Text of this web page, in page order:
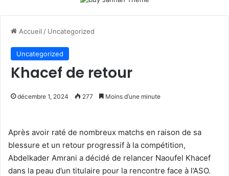
Accueil / Uncategorized
Uncategorized
Khacef de retour
décembre 1, 2024 277 Moins d’une minute
Après avoir raté de nombreux matchs en raison de sa
blessure et un retour progressif à la compétition,
Abdelkader Amrani a décidé de relancer Naoufel Khacef
dans la peau d’un titulaire pour la rencontre face à l’ASO.